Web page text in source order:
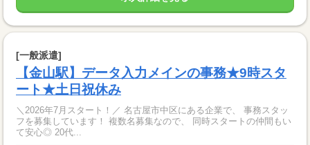
[一般派遣]
【金山駅】データ入力メインの事務★9時スタ
ート★土日祝休み
＼2026年7月スタート！／ 名古屋市中区にある企業で、 事務スタッ
フを募集しています！ 複数名募集なので、 同時スタートの仲間もい
て安心◎ 20代...